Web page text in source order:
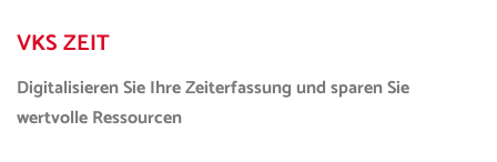
VKSZEIT
Digitalisieren Sie Ihre Zeiterfassung und sparen Sie
wertvolle Ressourcen